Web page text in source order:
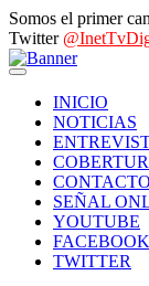
Somos el primer
Twitter
INICIO
NOTICIAS
CONTACTO
SEÑAL
YOUTUBE
FACEBOOK
TWITTER